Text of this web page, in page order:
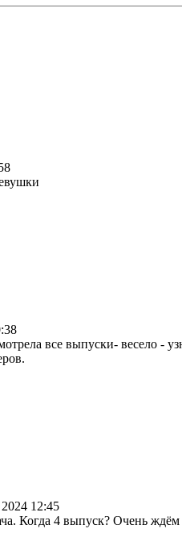
все выпуски- весело -
12:45
Когда 4 выпуск? Очень ждём